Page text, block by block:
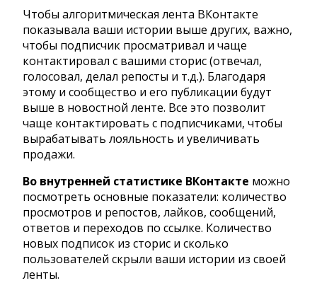
Чтобы алгоритмическая лента ВКонтакте
показывала ваши истории выше других, важно,
чтобы подписчик просматривал и чаще
контактировал с вашими сторис (отвечал,
голосовал, делал репосты и т.д.). Благодаря
этому и сообщество и его публикации будут
выше в новостной ленте. Все это позволит
чаще контактировать с подписчиками, чтобы
вырабатывать лояльность и увеличивать
продажи.
Во внутренней статистике ВКонтакте можно
посмотреть основные показатели: количество
просмотров и репостов, лайков, сообщений,
ответов и переходов по ссылке. Количество
новых подписок из сторис и сколько
пользователей скрыли ваши истории из своей
ленты.